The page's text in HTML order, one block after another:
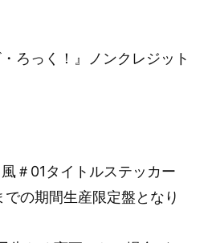
ろっく！』ノンクレジット
＃01タイトルステッカー
の期間生産限定盤となり